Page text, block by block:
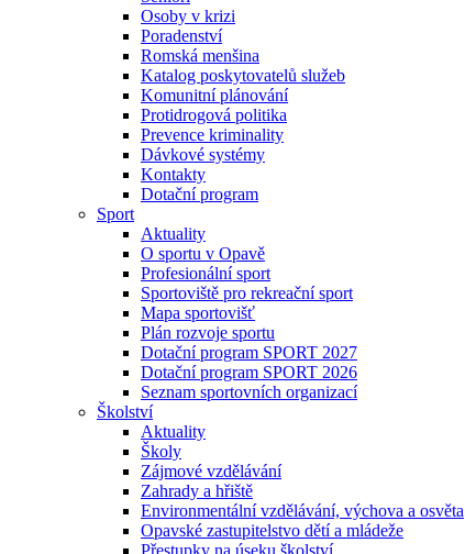
Osoby v krizi
Poradenství
Romská menšina
Katalog poskytovatelů služeb
Komunitní plánování
Protidrogová politika
Prevence kriminality
Dávkové systémy
Kontakty
Dotační program
Sport
Aktuality
O sportu v Opavě
Profesionální sport
Sportoviště pro rekreační sport
Mapa sportovišť
Plán rozvoje sportu
Dotační program SPORT 2027
Dotační program SPORT 2026
Seznam sportovních organizací
Školství
Aktuality
Školy
Zájmové vzdělávání
Zahrady a hřiště
Environmentální vzdělávání, výchova a osvěta
Opavské zastupitelstvo dětí a mládeže